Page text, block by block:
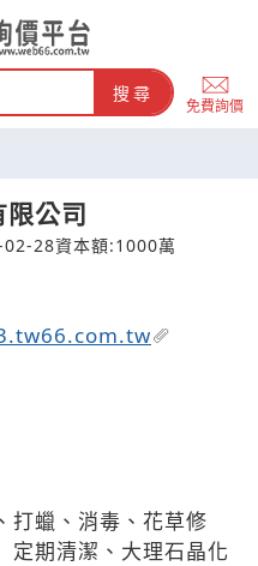
價平台搜尋
免費詢價
公司
02-28資本額:1000萬
打蠟、消毒、花草修
定期清潔、大理石晶化